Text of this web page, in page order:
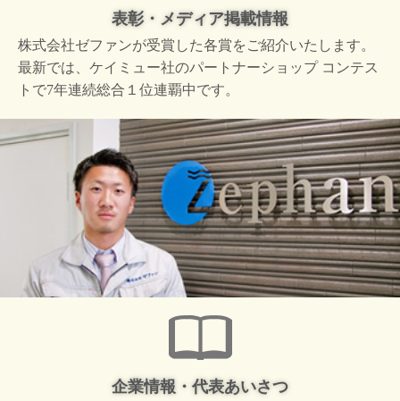
表彰・メディア掲載情報
株式会社ゼファンが受賞した各賞をご紹介いたします。
最新では、ケイミュー社のパートナーショップ コンテス
トで7年連続総合１位連覇中です。
企業情報・代表あいさつ